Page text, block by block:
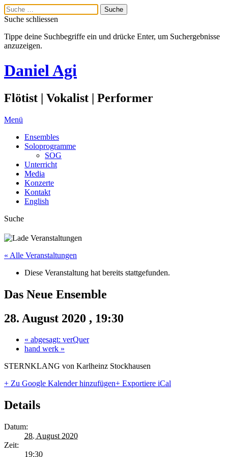
Suche schliessen
Tippe deine Suchbegriffe ein und drücke Enter, um Suchergebnisse
anzuzeigen.
Daniel Agi
Flötist | Vokalist | Performer
Menü
Ensembles
Soloprogramme
SOG
Unterricht
Media
Konzerte
Kontakt
English
Suche
« Alle Veranstaltungen
Diese Veranstaltung hat bereits stattgefunden.
Das Neue Ensemble
28. August 2020 , 19:30
« abgesagt: verQuer
hand werk »
STERNKLANG von Karlheinz Stockhausen
+ Zu Google Kalender hinzufügen+ Exportiere iCal
Details
Datum:
28. August 2020
Zeit:
19:30